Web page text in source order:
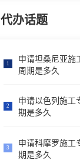
代办话题
1
申请坦桑尼亚施
周期是多久
2
申请以色列施工
期是多久
3
申请科摩罗施工
期是多久